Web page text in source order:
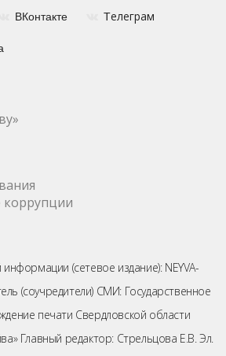
ВКонтакте Телеграм
коррупции
(сетевое издание): NEYVA-
(соучредители) СМИ: Государственное
печати Свердловской области
Главный редактор: Стрельцова Е.В. Эл.